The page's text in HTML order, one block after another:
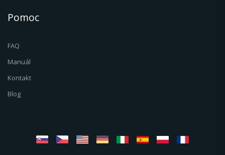
Pomoc
FAQ
Manuál
Kontakt
Blog